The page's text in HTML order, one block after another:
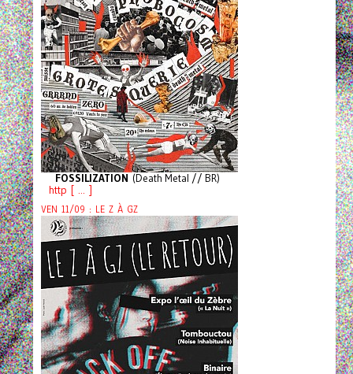
FOSSILIZATION (Death Metal // BR)
http [ ... ]
VEN 11/09 : LE Z À GZ